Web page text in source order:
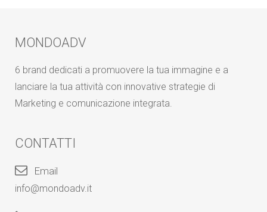
MONDOADV
6 brand dedicati a promuovere la tua immagine e a
lanciare la tua attività con innovative strategie di
Marketing e comunicazione integrata.
CONTATTI
Email
info@mondoadv.it